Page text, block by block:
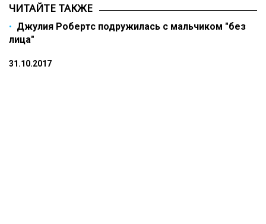
ЧИТАЙТЕ ТАКЖЕ
Джулия Робертс подружилась с мальчиком "без
лица"
31.10.2017